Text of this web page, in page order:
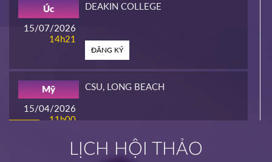
15/07/2026
14h21
Úc DEAKIN COLLEGE
ĐĂNG KÝ
15/04/2026
11h00
Mỹ CSU, LONG BEACH
LỊCH HỘI THẢO